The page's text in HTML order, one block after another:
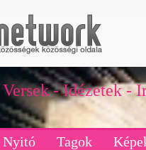
Versek - Idézetek -
Nyitó Tagok